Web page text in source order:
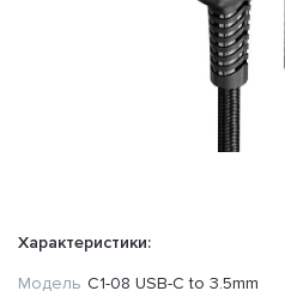
Характеристики:
Модель C1-08 USB-C to 3.5mm